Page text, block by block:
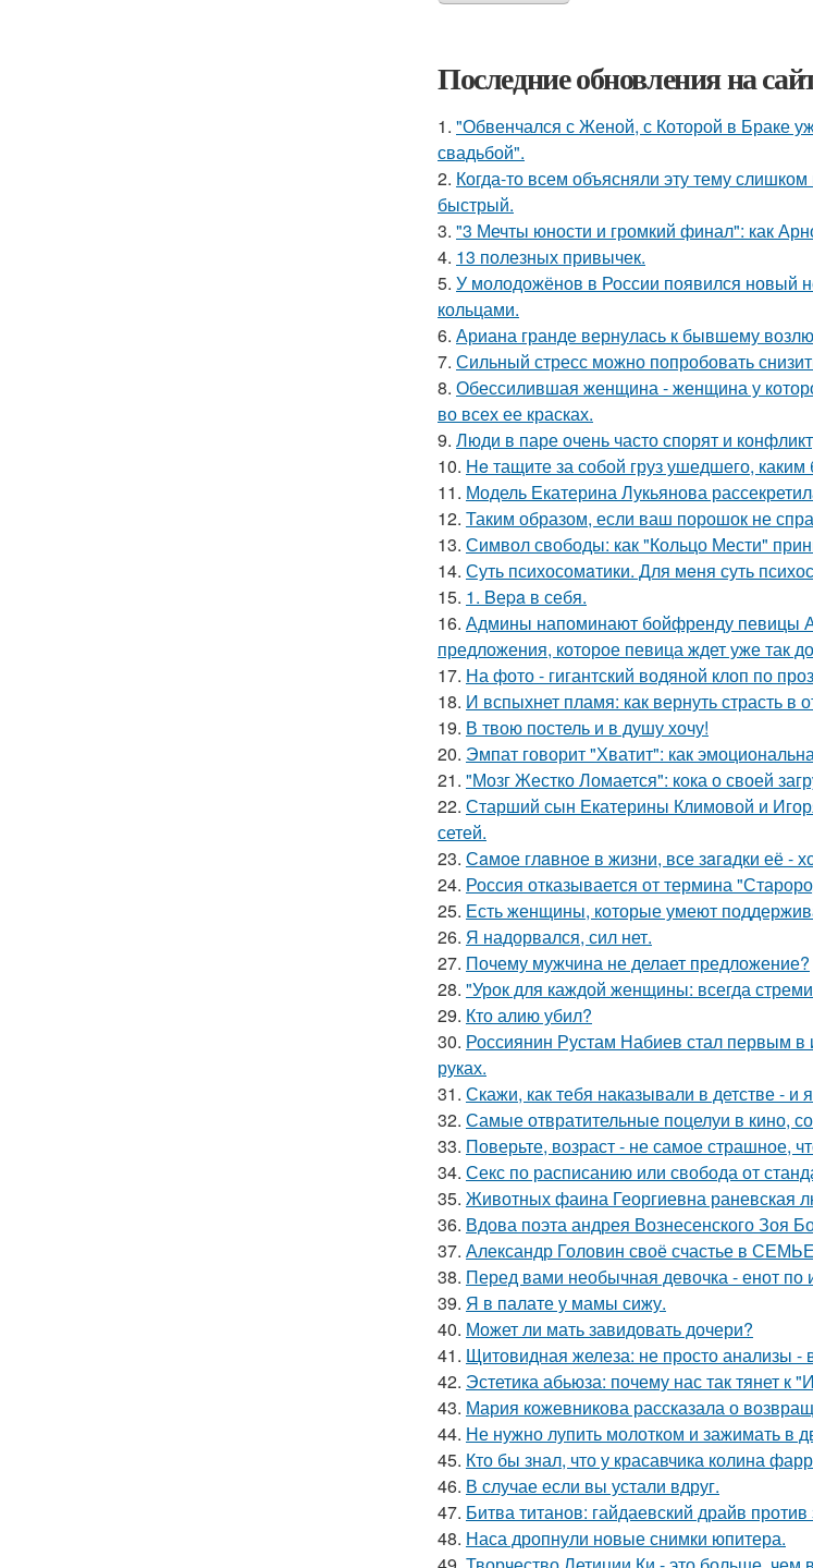
Последние обновления на
1. "Обвенчался с Женой, с Которой в Браке
свадьбой".
2. Когда-то всем объясняли эту тему
быстрый.
3. "3 Мечты юности и громкий финал": как
4. 13 полезных привычек.
5. У молодожёнов в России появился новый
кольцами.
6. Ариана гранде вернулась к бывшему
7. Сильный стресс можно попробовать
8. Обессилившая женщина - женщина у
во всех ее красках.
9. Люди в паре очень часто спорят и
10. He тащите за собой груз ушедшего,
11. Модель Екатерина Лукьянова
12. Таким образом, если ваш порошок не
13. Символ свободы: как "Кольцо Мести"
14. Суть психосомaтики. Для мeня суть
15. 1. Bеpa в себя.
16. Админы напоминают бойфренду певицы
предложения, которое певица ждет уже так
17. На фото - гигантский водяной клоп по
18. И вспыхнет пламя: как вернуть страсть
19. В твою постель и в душу хочу!
20. Эмпат говорит "Хватит": как
21. "Мозг Жестко Ломается": кока о своей
22. Старший сын Екатерины Климовой и
сетей.
23. Сaмое глaвное в жизни, все зaгaдки её -
24. Россия отказывается от термина
25. Есть женщины, которые умеют
26. Я надорвался, сил нет.
27. Почему мужчина не делает предложение?
28. "Урок для каждой женщины: всегда
29. Кто алию убил?
30. Россиянин Рустам Набиев стал первым в
руках.
31. Скажи, как тебя наказывали в детстве - и
32. Самые отвратительные поцелуи в кино,
33. Поверьте, возраст - не самое страшное,
34. Секс по расписанию или свобода от
35. Животных фаина Георгиевна раневская
36. Вдова поэта андрея Вознесенского Зоя
37. Александр Головин своё счастье в
38. Перед вами необычная девочка - енот по
39. Я в палате у мамы сижу.
40. Может ли мать завидовать дочери?
41. Щитовидная железа: не просто анализы -
42. Эстетика абьюза: почему нас так тянет к
43. Мария кожевникова рассказала о
44. Не нужно лупить молотком и зажимать в
45. Кто бы знал, что у красавчика колина
46. В случае если вы устали вдруг.
47. Битва титанов: гайдаевский драйв
48. Наса дропнули новые снимки юпитера.